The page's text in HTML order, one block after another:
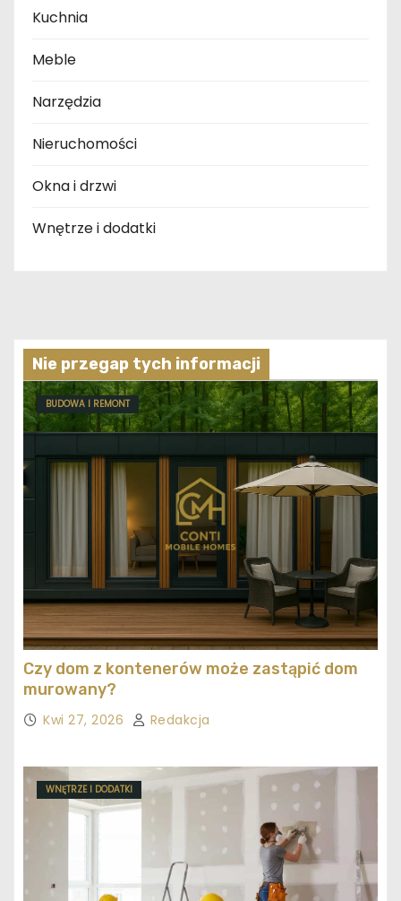
Kuchnia
Meble
Narzędzia
Nieruchomości
Okna i drzwi
Wnętrze i dodatki
Nie przegap tych informacji
BUDOWA I REMONT
Czy dom z kontenerów może zastąpić dom
murowany?
Kwi 27, 2026 Redakcja
WNĘTRZE I DODATKI